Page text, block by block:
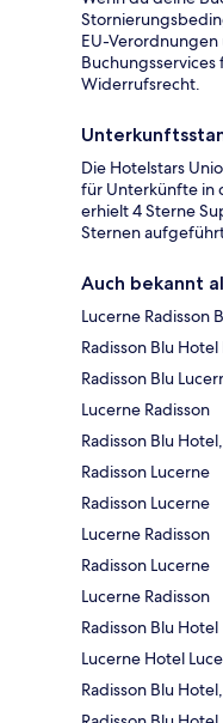
EU-
Widerrufsrecht.
Die Hotelstars
für Unterkünfte in
erhielt 4 Sterne
Sternen
Auch bekannt
Lucerne Radisson
Radisson Blu
Radisson Blu
Lucerne Radisson
Radisson Blu
Radisson Lucerne
Radisson Lucerne
Lucerne Radisson
Radisson Lucerne
Lucerne Radisson
Radisson Blu Hotel
Lucerne Hotel
Radisson Blu